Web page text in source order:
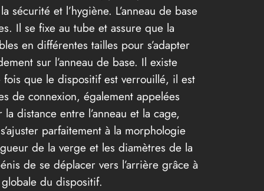
et l’hygiène. L’anneau de base
Il se fixe au tube et assure que la
en différentes tailles pour s’adapter
sur l’anneau de base. Il existe
que le dispositif est verrouillé, il est
de connexion, également appelées
distance entre l’anneau et la cage,
parfaitement à la morphologie
de la verge et les diamètres de la
de se déplacer vers l’arrière grâce à
du dispositif.